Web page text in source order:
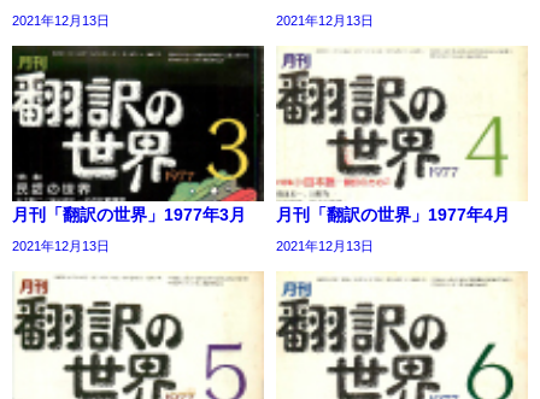
2021年12月13日 2021年12月13日
月刊「翻訳の世界」1977年3月
2021年12月13日
月刊「翻訳の世界」1977年4月
2021年12月13日